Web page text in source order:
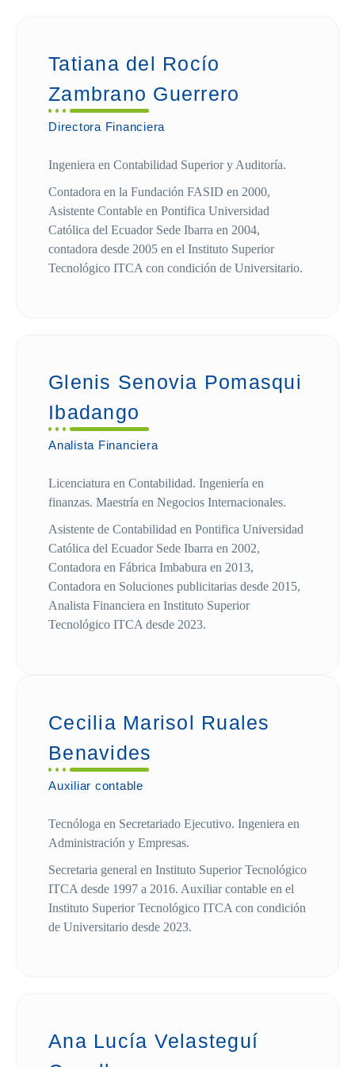
Tatiana del Rocío
Zambrano Guerrero
Directora Financiera
Ingeniera en Contabilidad Superior y Auditoría.
Contadora en la Fundación FASID en 2000,
Asistente Contable en Pontifica Universidad
Católica del Ecuador Sede Ibarra en 2004,
contadora desde 2005 en el Instituto Superior
Tecnológico ITCA con condición de Universitario.
Glenis Senovia Pomasqui
Ibadango
Analista Financiera
Licenciatura en Contabilidad. Ingeniería en
finanzas. Maestría en Negocios Internacionales.
Asistente de Contabilidad en Pontifica Universidad
Católica del Ecuador Sede Ibarra en 2002,
Contadora en Fábrica Imbabura en 2013,
Contadora en Soluciones publicitarias desde 2015,
Analista Financiera en Instituto Superior
Tecnológico ITCA desde 2023.
Cecilia Marisol Ruales
Benavides
Auxiliar contable
Tecnóloga en Secretariado Ejecutivo. Ingeniera en
Administración y Empresas.
Secretaria general en Instituto Superior Tecnológico
ITCA desde 1997 a 2016. Auxiliar contable en el
Instituto Superior Tecnológico ITCA con condición
de Universitario desde 2023.
Ana Lucía Velasteguí